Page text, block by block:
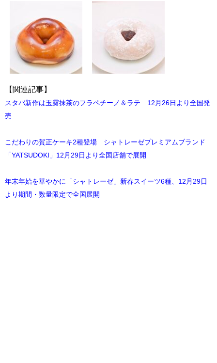
【関連記事】
スタバ新作は玉露抹茶のフラペチーノ＆ラテ 12月26日より全国発
売
こだわりの賀正ケーキ2種登場 シャトレーゼプレミアムブランド
「YATSUDOKI」12月29日より全国店舗で展開
年末年始を華やかに「シャトレーゼ」新春スイーツ6種、12月29日
より期間・数量限定で全国展開